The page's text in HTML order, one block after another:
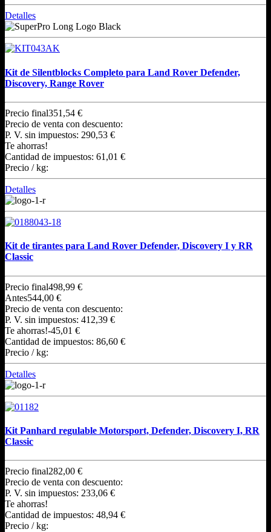
Detalles
Kit de Silentblocks Completo para Land Rover Defender,
Discovery, Range Rover
Precio final351,54 €
Precio de venta con descuento:
P. V. sin impuestos: 290,53 €
Te ahorras!
Cantidad de impuestos: 61,01 €
Precio / kg:
Detalles
Kit de tirantes para Land Rover Defender, Discovery I y RR
Classic
Precio final498,99 €
Antes544,00 €
Precio de venta con descuento:
P. V. sin impuestos: 412,39 €
Te ahorras!-45,01 €
Cantidad de impuestos: 86,60 €
Precio / kg:
Detalles
Kit Panhard regulable Motorsport, Defender, Discovery I, RR
Classic
Precio final282,00 €
Precio de venta con descuento:
P. V. sin impuestos: 233,06 €
Te ahorras!
Cantidad de impuestos: 48,94 €
Precio / kg: